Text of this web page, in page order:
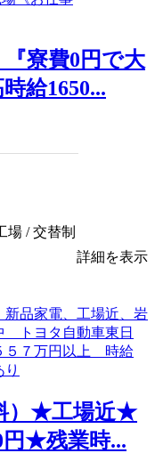
『寮費0円で大
給1650...
場 / 交替制
詳細を表示
）★工場近★
円★残業時...